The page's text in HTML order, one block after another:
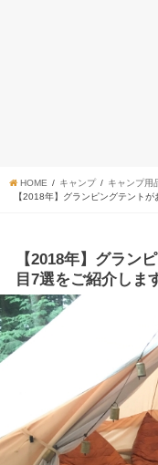
HOME キャンプ
キャンプ用
【2018年】グランピングテント
【2018年】グラン
目7選をご紹介しま